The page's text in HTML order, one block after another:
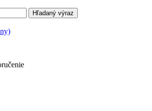
Hľadaný výraz